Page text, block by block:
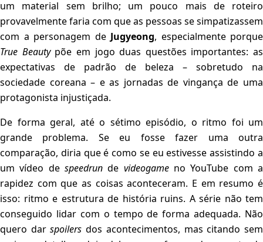
um material sem brilho; um pouco mais de roteiro
provavelmente faria com que as pessoas se simpatizassem
com a personagem de Jugyeong, especialmente porque
True Beautypõe em jogo duas questões importantes: as
expectativas de padrão de beleza – sobretudo na
sociedade coreana – e as jornadas de vingança de uma
protagonista injustiçada.
De forma geral, até o sétimo episódio, o ritmo foi um
grande problema. Se eu fosse fazer uma outra
comparação, diria que é como se eu estivesse assistindo a
um vídeo de speedrun de videogameno YouTube com a
rapidez com que as coisas aconteceram. E em resumo é
isso: ritmo e estrutura de história ruins. A série não tem
conseguido lidar com o tempo de forma adequada. Não
quero darspoilers dos acontecimentos, mas citando sem